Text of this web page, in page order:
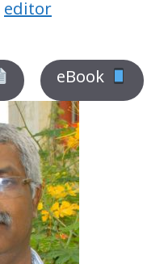
editor
eBook